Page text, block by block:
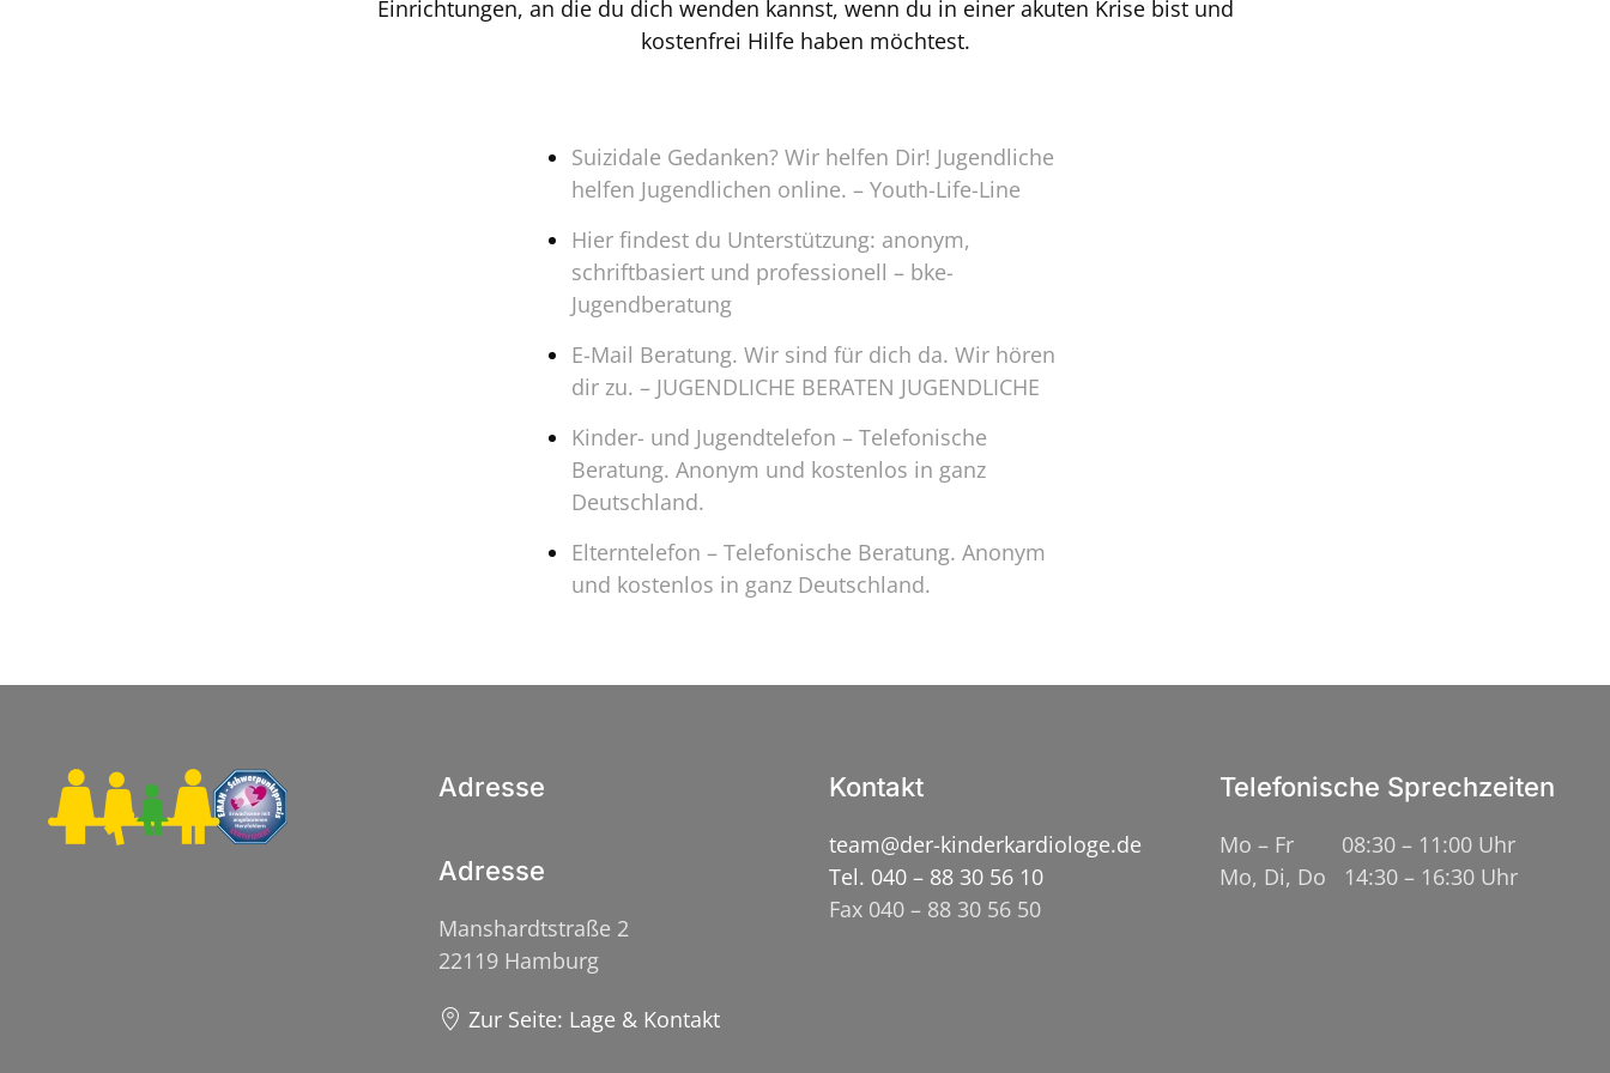
Einrichtungen, an die du dich wenden kannst, wenn du in einer akuten Krise bist und
kostenfrei Hilfe haben möchtest.
Suizidale Gedanken? Wir helfen Dir! Jugendliche
helfen Jugendlichen online. – Youth-Life-Line
Hier findest du Unterstützung: anonym,
schriftbasiert und professionell – bke-
Jugendberatung
E-Mail Beratung. Wir sind für dich da. Wir hören
dir zu. – JUGENDLICHE BERATEN JUGENDLICHE
Kinder- und Jugendtelefon – Telefonische
Beratung. Anonym und kostenlos in ganz
Deutschland.
Elterntelefon – Telefonische Beratung. Anonym
und kostenlos in ganz Deutschland.
Adresse
Adresse
Manshardtstraße 2
22119 Hamburg
Zur Seite: Lage & Kontakt
Kontakt
team@der-kinderkardiologe.de
Tel. 040 – 88 30 56 10
Fax 040 – 88 30 56 50
Telefonische Sprechzeiten
Mo – Fr 08:30 – 11:00 Uhr
Mo, Di, Do 14:30 – 16:30 Uhr